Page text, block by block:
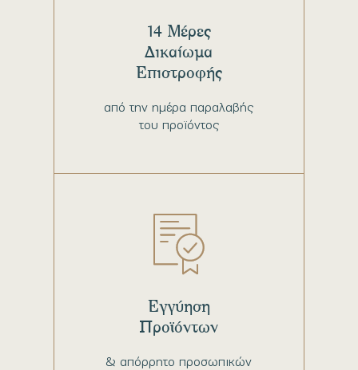
από την ημέρα παραλαβής
του προϊόντος
14 Μέρες
Δικαίωμα
Επιστροφής
& απόρρητο προσωπικών
Εγγύηση
Προϊόντων